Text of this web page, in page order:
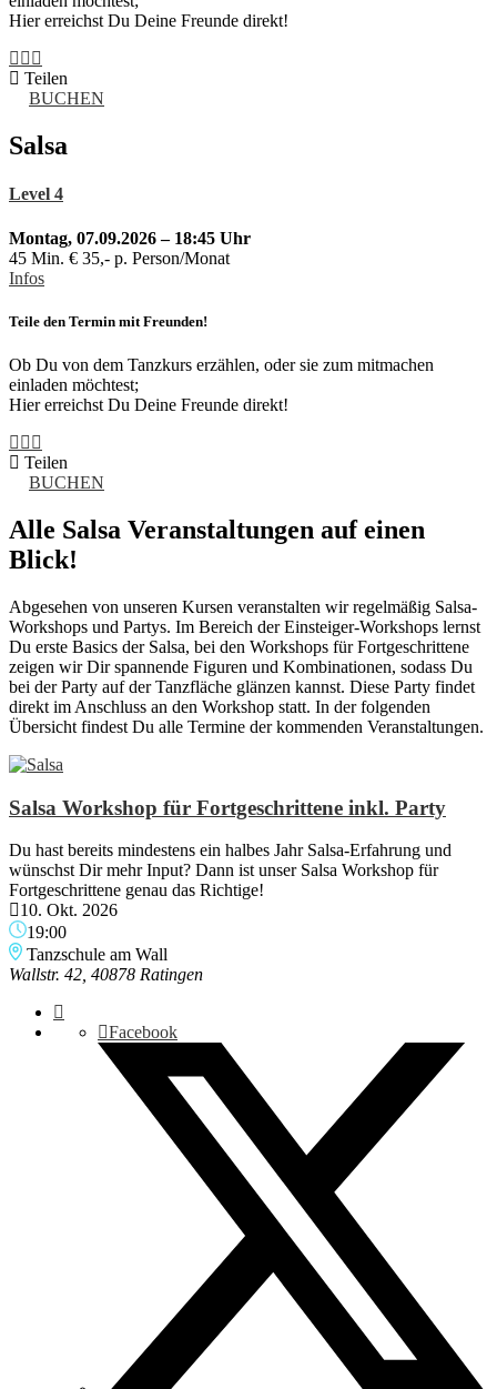
Hier erreichst Du Deine Freunde direkt!
Teilen
BUCHEN
Salsa
Level 4
Montag, 07.09.2026 – 18:45 Uhr
45 Min. € 35,- p. Person/Monat
Infos
Teile den Termin mit Freunden!
Ob Du von dem Tanzkurs erzählen, oder sie zum mitmachen
einladen möchtest;
Hier erreichst Du Deine Freunde direkt!
Teilen
BUCHEN
Alle Salsa Veranstaltungen auf einen
Blick!
Abgesehen von unseren Kursen veranstalten wir regelmäßig Salsa-
Workshops und Partys. Im Bereich der Einsteiger-Workshops lernst
Du erste Basics der Salsa, bei den Workshops für Fortgeschrittene
zeigen wir Dir spannende Figuren und Kombinationen, sodass Du
bei der Party auf der Tanzfläche glänzen kannst. Diese Party findet
direkt im Anschluss an den Workshop statt. In der folgenden
Übersicht findest Du alle Termine der kommenden Veranstaltungen.
Salsa Workshop für Fortgeschrittene inkl. Party
Du hast bereits mindestens ein halbes Jahr Salsa-Erfahrung und
wünschst Dir mehr Input? Dann ist unser Salsa Workshop für
Fortgeschrittene genau das Richtige!
10. Okt. 2026
19:00
Tanzschule am Wall
Wallstr. 42, 40878 Ratingen
Facebook